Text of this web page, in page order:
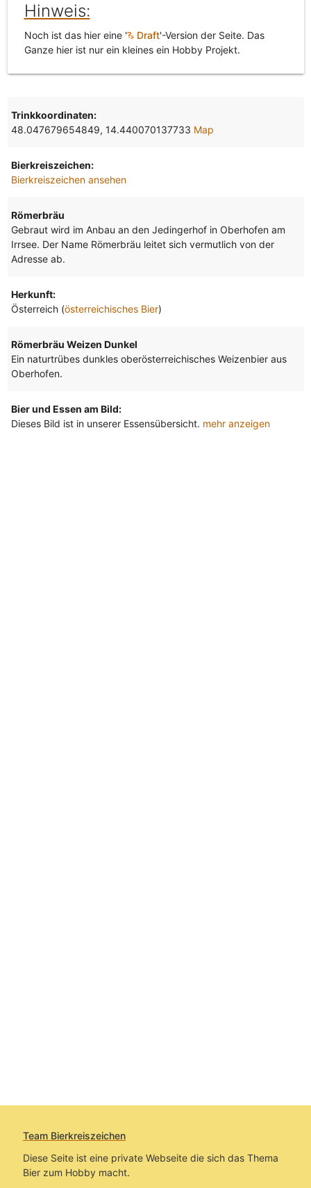
Hinweis:
Noch ist das hier eine ' Draft'-Version der Seite. Das
Ganze hier ist nur ein kleines ein Hobby Projekt.
Trinkkoordinaten:
48.047679654849, 14.440070137733 Map
Bierkreiszeichen:
Bierkreiszeichen ansehen
Römerbräu
Gebraut wird im Anbau an den Jedingerhof in Oberhofen am
Irrsee. Der Name Römerbräu leitet sich vermutlich von der
Adresse ab.
Herkunft:
Österreich (österreichisches Bier)
Römerbräu Weizen Dunkel
Ein naturtrübes dunkles oberösterreichisches Weizenbier aus
Oberhofen.
Bier und Essen am Bild:
Dieses Bild ist in unserer Essensübersicht. mehr anzeigen
Team Bierkreiszeichen
Diese Seite ist eine private Webseite die sich das Thema
Bier zum Hobby macht.